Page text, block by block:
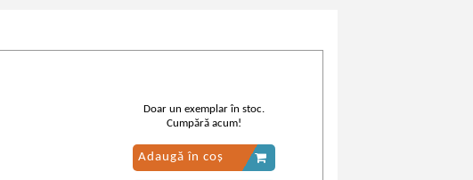
Doar un exemplar în stoc.
Cumpără acum!
Adaugă în coș